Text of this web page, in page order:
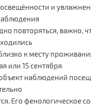
и
повторяться, важно,
к месту
или 15 сентября
наблюдений
Его фенологическое